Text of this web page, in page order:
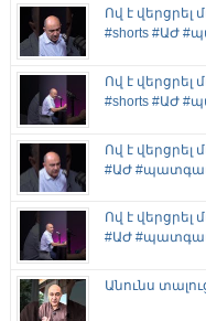
Ով է
#shorts #ԱԺ
Ով է
#shorts #ԱԺ
Ով է վերցրել
#ԱԺ
Ով է վերցրել
#ԱԺ
Անունս